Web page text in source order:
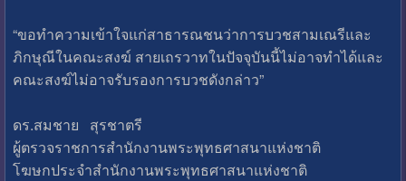
“ขอทำความเข้าใจแก่สาธารณชนว่าการบวชสามเณรีและ
ภิกษุณีในคณะสงฆ์ สายเถรวาทในปัจจุบันนี้ไม่อาจทำได้และ
คณะสงฆ์ไม่อาจรับรองการบวชดังกล่าว”
ดร.สมชาย สุรชาตรี
ผู้ตรวจราชการสำนักงานพระพุทธศาสนาแห่งชาติ
โฆษกประจำสำนักงานพระพุทธศาสนาแห่งชาติ